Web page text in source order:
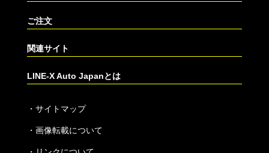
ご注文
関連サイト
LINE-X Auto Japanとは
・ サイトマップ
・ 画像転載について